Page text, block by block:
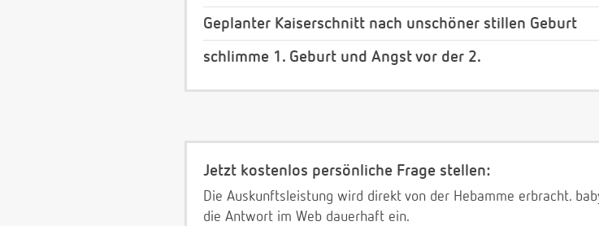
Geplanter Kaiserschnitt nach unschöner stillen Geburt
schlimme 1. Geburt und Angst vor der 2.
Jetzt kostenlos persönliche Frage stellen:
Die Auskunftsleistung wird direkt von der Hebamme erbracht.
die Antwort im Web dauerhaft ein.